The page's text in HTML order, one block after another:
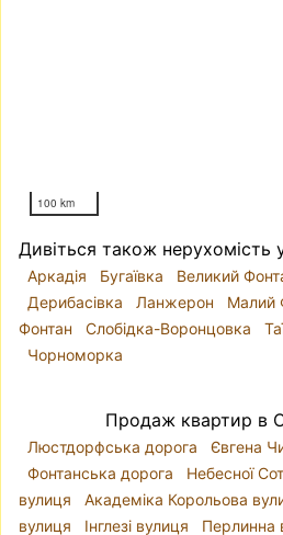
100 km
Дивіться також нерухомість
Аркадія Бугаївка Великий
Дерибасівка
Ланжерон Малий
Фонтан
Слобідка-Воронцовка
Чорноморка
Продаж квартир в
Люстдорфська дорога
Євгена
Фонтанська дорога
Небесної
вулиця
Академіка Корольова
вулиця
Інглезі вулиця Перлинна